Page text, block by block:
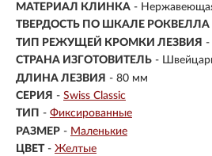
МАТЕРИАЛ КЛИНКА -
ТВЕРДОСТЬ ПО ШКАЛЕ РОКВЕЛЛА
ТИП РЕЖУЩЕЙ КРОМКИ ЛЕЗВИЯ -
СТРАНА ИЗГОТОВИТЕЛЬ -
ДЛИНА ЛЕЗВИЯ - 80 мм
СЕРИЯ - Swiss Classic
ТИП - Фиксированные
РАЗМЕР - Маленькие
ЦВЕТ - Желтые